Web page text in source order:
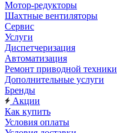
Мотор-редукторы
Шахтные вентиляторы
Сервис
Услуги
Диспетчеризация
Автоматизация
Ремонт приводной техники
Дополнительные услуги
Бренды
Акции
Как купить
Условия оплаты